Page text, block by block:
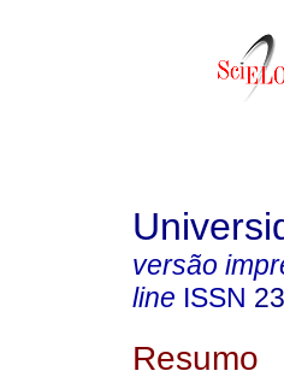
versão
line ISSN
Resumo